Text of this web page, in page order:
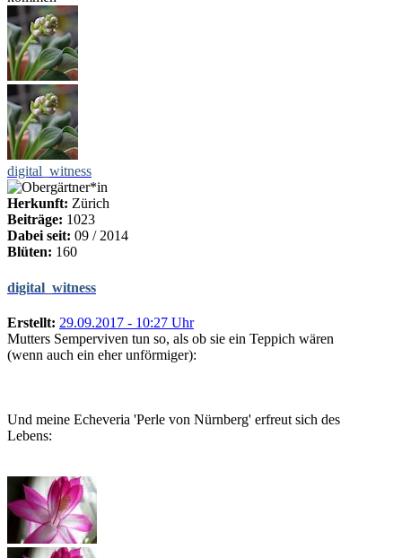
digital_witness
Herkunft: Zürich
Beiträge: 1023
Dabei seit: 09 / 2014
Blüten: 160
digital_witness
Erstellt: 29.09.2017 - 10:27 Uhr
Mutters Semperviven tun so, als ob sie ein Teppich wären
(wenn auch ein eher unförmiger):
Und meine Echeveria 'Perle von Nürnberg' erfreut sich des
Lebens: